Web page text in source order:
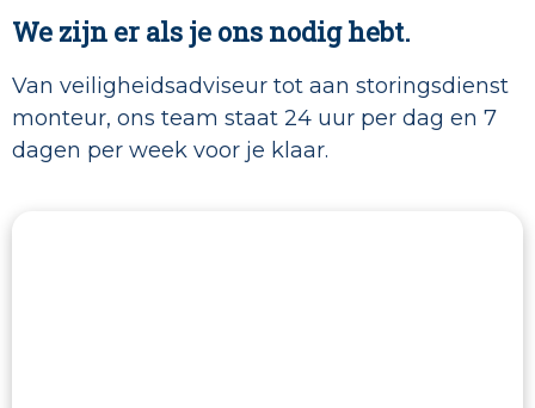
We zijn er als je ons nodig hebt.
Van veiligheidsadviseur tot aan storingsdienst
monteur, ons team staat 24 uur per dag en 7
dagen per week voor je klaar.